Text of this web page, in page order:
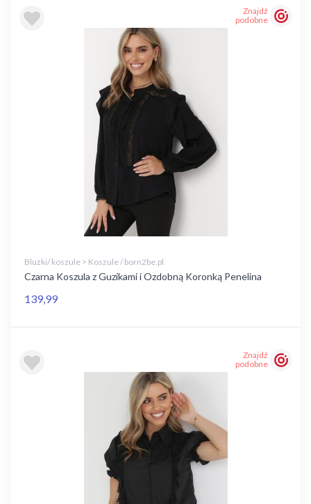
Znajdź
podobne
Bluzki/ koszule > Koszule / born2be.pl
Czarna Koszula z Guzikami i Ozdobną Koronką Penelina
139,99
Znajdź
podobne